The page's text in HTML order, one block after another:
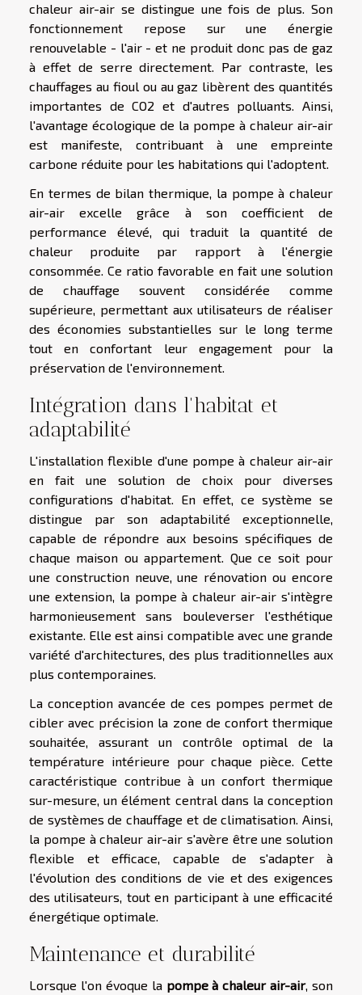
chaleur air-air se distingue une fois de plus. Son
fonctionnement repose sur une énergie
renouvelable - l'air - et ne produit donc pas de gaz
à effet de serre directement. Par contraste, les
chauffages au fioul ou au gaz libèrent des quantités
importantes de CO2 et d'autres polluants. Ainsi,
l'avantage écologique de la pompe à chaleur air-air
est manifeste, contribuant à une empreinte
carbone réduite pour les habitations qui l'adoptent.
En termes de bilan thermique, la pompe à chaleur
air-air excelle grâce à son coefficient de
performance élevé, qui traduit la quantité de
chaleur produite par rapport à l'énergie
consommée. Ce ratio favorable en fait une solution
de chauffage souvent considérée comme
supérieure, permettant aux utilisateurs de réaliser
des économies substantielles sur le long terme
tout en confortant leur engagement pour la
préservation de l'environnement.
Intégration dans l'habitat et
adaptabilité
L'installation flexible d'une pompe à chaleur air-air
en fait une solution de choix pour diverses
configurations d'habitat. En effet, ce système se
distingue par son adaptabilité exceptionnelle,
capable de répondre aux besoins spécifiques de
chaque maison ou appartement. Que ce soit pour
une construction neuve, une rénovation ou encore
une extension, la pompe à chaleur air-air s'intègre
harmonieusement sans bouleverser l'esthétique
existante. Elle est ainsi compatible avec une grande
variété d'architectures, des plus traditionnelles aux
plus contemporaines.
La conception avancée de ces pompes permet de
cibler avec précision la zone de confort thermique
souhaitée, assurant un contrôle optimal de la
température intérieure pour chaque pièce. Cette
caractéristique contribue à un confort thermique
sur-mesure, un élément central dans la conception
de systèmes de chauffage et de climatisation. Ainsi,
la pompe à chaleur air-air s'avère être une solution
flexible et efficace, capable de s'adapter à
l'évolution des conditions de vie et des exigences
des utilisateurs, tout en participant à une efficacité
énergétique optimale.
Maintenance et durabilité
Lorsque l'on évoque la pompe à chaleur air-air, son